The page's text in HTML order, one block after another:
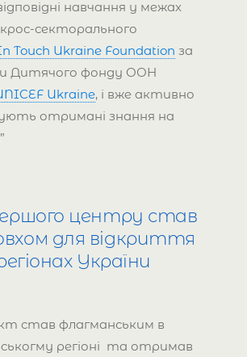
навчання у межах
крос-секторального
Touch Ukraine Foundation за
Дитячого фонду ООН
Ukraine, і вже активно
отримані знання на
центру став
для відкриття
України
став флагманським в
регіоні та отримав